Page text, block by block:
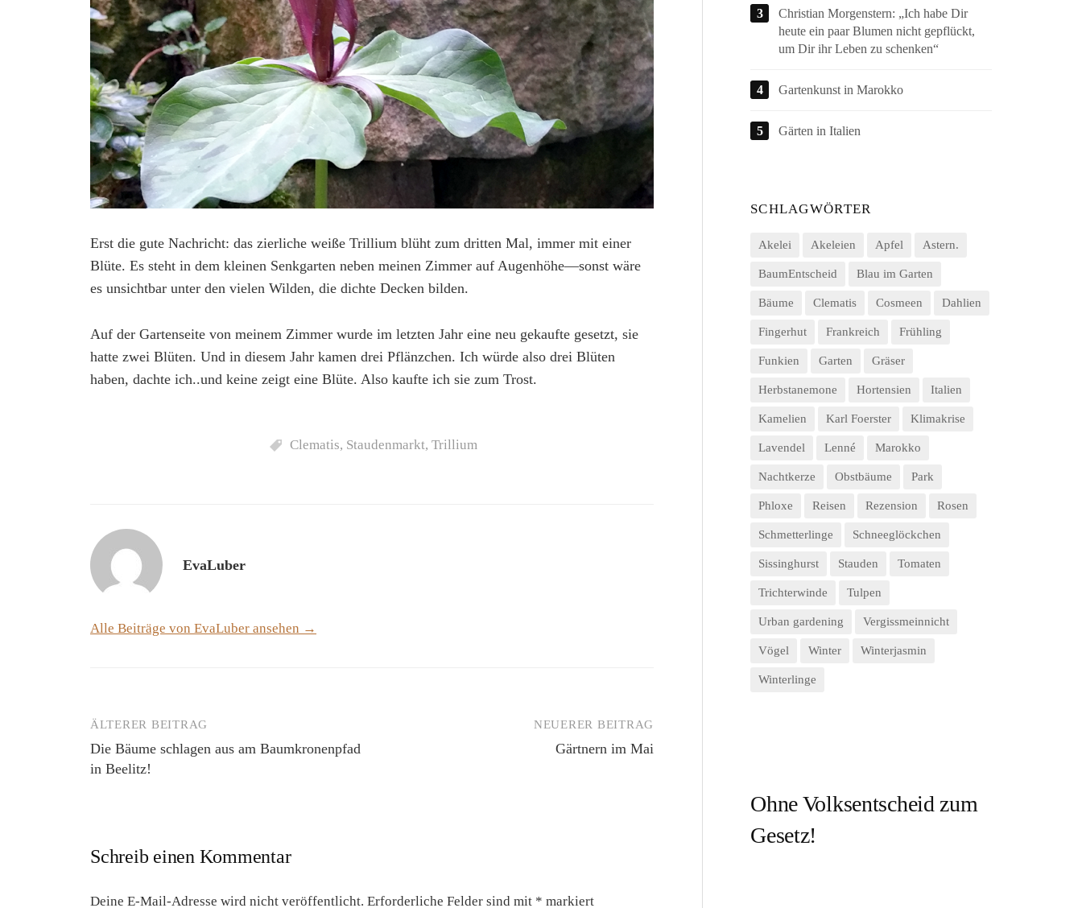
Erst die gute Nachricht: das zierliche weiße Trillium blüht zum dritten Mal, immer mit einer
Blüte. Es steht in dem kleinen Senkgarten neben meinen Zimmer auf Augenhöhe—sonst wäre
es unsichtbar unter den vielen Wilden, die dichte Decken bilden.
Auf der Gartenseite von meinem Zimmer wurde im letzten Jahr eine neu gekaufte gesetzt, sie
hatte zwei Blüten. Und in diesem Jahr kamen drei Pflänzchen. Ich würde also drei Blüten
haben, dachte ich..und keine zeigt eine Blüte. Also kaufte ich sie zum Trost.
Clematis, Staudenmarkt, Trillium
EvaLuber
Alle Beiträge von EvaLuber ansehen →
Beitrags-
Navigation
ÄLTERER BEITRAG
Die Bäume schlagen aus am Baumkronenpfad
in Beelitz!
NEUERER BEITRAG
Gärtnern im Mai
Schreib einen Kommentar
Deine E-Mail-Adresse wird nicht veröffentlicht. Erforderliche Felder sind mit * markiert
Christian Morgenstern: „Ich habe Dir
heute ein paar Blumen nicht gepflückt,
um Dir ihr Leben zu schenken“
Gartenkunst in Marokko
Gärten in Italien
SCHLAGWÖRTER
Akelei Akeleien Apfel Astern.
BaumEntscheid Blau im Garten
Bäume Clematis Cosmeen Dahlien
Fingerhut Frankreich Frühling
Funkien Garten Gräser
Herbstanemone Hortensien Italien
Kamelien Karl Foerster Klimakrise
Lavendel Lenné Marokko
Nachtkerze Obstbäume Park
Phloxe Reisen Rezension Rosen
Schmetterlinge Schneeglöckchen
Sissinghurst Stauden Tomaten
Trichterwinde Tulpen
Urban gardening Vergissmeinnicht
Vögel Winter Winterjasmin
Winterlinge
Ohne Volksentscheid zum
Gesetz!